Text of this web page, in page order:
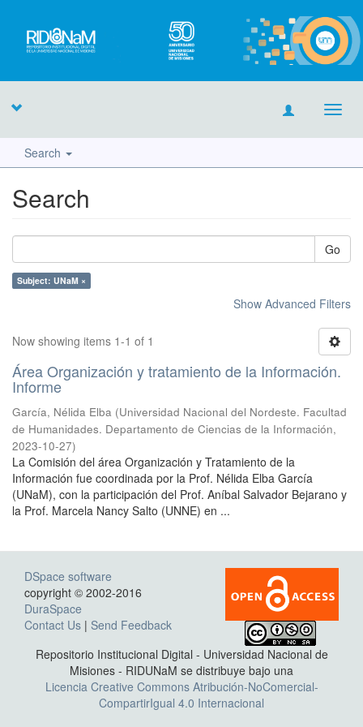
Search
Search
Go
Subject: UNaM ×
Show Advanced Filters
Now showing items 1-1 of 1
Área Organización y tratamiento de la Información.
Informe
García, Nélida Elba (Universidad Nacional del Nordeste. Facultad
de Humanidades. Departamento de Ciencias de la Información,
2023-10-27)
La Comisión del área Organización y Tratamiento de la
Información fue coordinada por la Prof. Nélida Elba García
(UNaM), con la participación del Prof. Aníbal Salvador Bejarano y
la Prof. Marcela Nancy Salto (UNNE) en ...
DSpace software
copyright © 2002-2016
DuraSpace
Contact Us | Send Feedback
Repositorio Institucional Digital - Universidad Nacional de
Misiones - RIDUNaM se distribuye bajo una
Licencia Creative Commons Atribución-NoComercial-
CompartirIgual 4.0 Internacional